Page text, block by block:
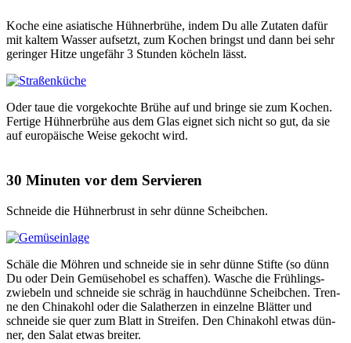
Koche eine asia­ti­sche Hüh­ner­brü­he, indem Du alle Zuta­ten dafür
mit kal­tem Was­ser auf­setzt, zum Kochen bringst und dann bei sehr
gerin­ger Hit­ze unge­fähr 3 Stun­den köcheln lässt.
Oder taue die vor­ge­koch­te Brü­he auf und brin­ge sie zum Kochen.
Fer­ti­ge Hüh­ner­brü­he aus dem Glas eig­net sich nicht so gut, da sie
auf euro­päi­sche Wei­se gekocht wird.
30 Minuten vor dem Servieren
Schnei­de die Hüh­ner­brust in sehr dün­ne Scheib­chen.
Schä­le die Möh­ren und schnei­de sie in sehr dün­ne Stif­te (so dünn
Du oder Dein Gemü­se­ho­bel es schaf­fen). Wasche die Früh­lings­
zwie­beln und schnei­de sie schräg in hauch­dün­ne Scheib­chen. Tren­
ne den Chi­na­kohl oder die Salat­her­zen in ein­zel­ne Blät­ter und
schnei­de sie quer zum Blatt in Strei­fen. Den Chi­na­kohl etwas dün­
ner, den Salat etwas brei­ter.